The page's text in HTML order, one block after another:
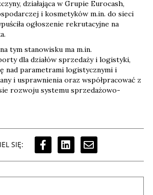
działająca w Grupie Eurocash,
i kosmetyków m.in. do sieci
ogłoszenie rekrutacyjne na
tym stanowisku ma m.in.
dla działów sprzedaży i logistyki,
nad parametrami logistycznymi i
i usprawnienia oraz współpracować z
rozwoju systemu sprzedażowo-
SIĘ: